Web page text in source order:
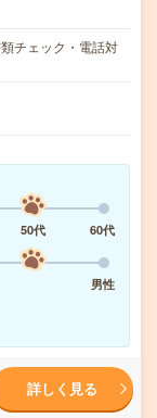
チェック・電話対
50代
60代
男性
詳しく見る